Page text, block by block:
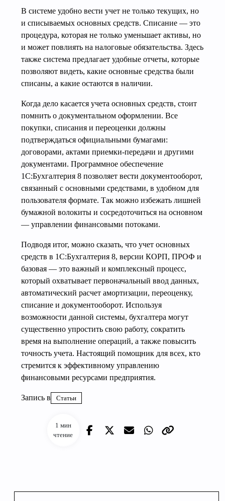
1 мин
чтение
В системе удобно вести учет не только текущих, но
и списываемых основных средств. Списание — это
процедура, которая не только уменьшает активы, но
и может повлиять на налоговые обязательства. Здесь
также система предлагает удобные отчеты, которые
позволяют видеть, какие основные средства были
списаны, а какие остаются в наличии.
Когда дело касается учета основных средств, стоит
помнить о документальном оформлении. Все
покупки, списания и переоценки должны
подтверждаться официальными бумагами:
договорами, актами приемки-передачи и другими
документами. Программное обеспечение
1С:Бухгалтерия 8 позволяет вести документооборот,
связанный с основными средствами, в удобном для
пользователя формате. Так можно избежать лишней
бумажной волокиты и сосредоточиться на основном
— управлении финансовыми потоками.
Подводя итог, можно сказать, что учет основных
средств в 1С:Бухгалтерия 8, версии КОРП, ПРОФ и
базовая — это важный и комплексный процесс,
который охватывает первоначальный ввод данных,
автоматический расчет амортизации, переоценку,
списание и документооборот. Используя
возможности данной системы, бухгалтера могут
существенно упростить свою работу, сократить
время на выполнение операций, а также повысить
точность учета. Настоящий помощник для всех, кто
стремится к эффективному управлению
финансовыми ресурсами предприятия.
Запись в Статьи